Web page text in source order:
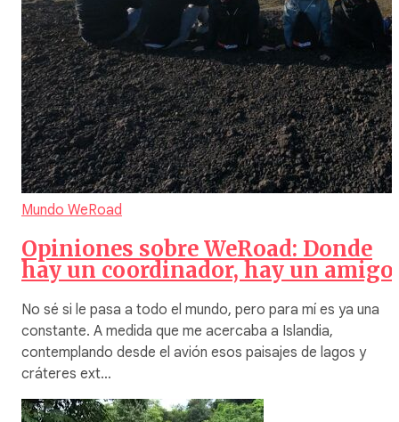
Mundo WeRoad
Opiniones sobre WeRoad: Donde
hay un coordinador, hay un amigo
No sé si le pasa a todo el mundo, pero para mí es ya una
constante. A medida que me acercaba a Islandia,
contemplando desde el avión esos paisajes de lagos y
cráteres ext…